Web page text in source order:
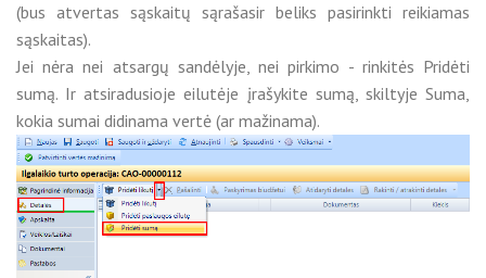
(bus atvertas sąskaitų sąrašasir beliks pasirinkti reikiamas
sąskaitas).
Jei nėra nei atsargų sandėlyje, nei pirkimo - rinkitės Pridėti
sumą. Ir atsiradusioje eilutėje įrašykite sumą, skiltyje Suma,
kokia sumai didinama vertė (ar mažinama).